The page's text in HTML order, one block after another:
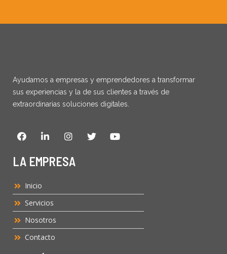
Ayudamos a empresas y emprendedores a transformar
sus experiencias y la de sus clientes a través de
extraordinarias soluciones digitales.
FacebookLinkedinInstagram
TwitterYoutube
LA EMPRESA
Inicio
Servicios
Nosotros
Contacto